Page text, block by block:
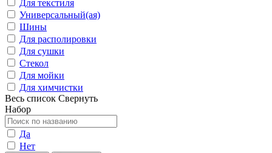
Для текстиля
Универсальный(ая)
Шины
Для располировки
Для сушки
Стекол
Для мойки
Для химчистки
Весь список Свернуть
Набор
Да
Нет